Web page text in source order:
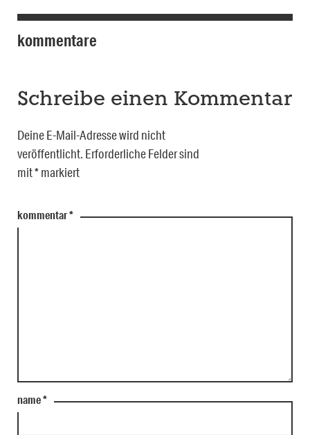
kommentare
Schreibe einen Kommentar
Deine E-Mail-Adresse wird nicht
veröffentlicht. Erforderliche Felder sind
mit*markiert
kommentar*
name*